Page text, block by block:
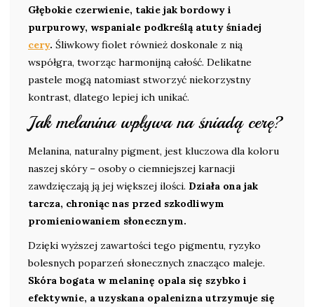
Głębokie czerwienie, takie jak bordowy i
purpurowy, wspaniale podkreślą atuty śniadej
cery. Śliwkowy fiolet również doskonale z nią
współgra, tworząc harmonijną całość. Delikatne
pastele mogą natomiast stworzyć niekorzystny
kontrast, dlatego lepiej ich unikać.
Jak melanina wpływa na śniadą cerę?
Melanina, naturalny pigment, jest kluczowa dla koloru
naszej skóry – osoby o ciemniejszej karnacji
zawdzięczają ją jej większej ilości. Działa ona jak
tarcza, chroniąc nas przed szkodliwym
promieniowaniem słonecznym.
Dzięki wyższej zawartości tego pigmentu, ryzyko
bolesnych poparzeń słonecznych znacząco maleje.
Skóra bogata w melaninę opala się szybko i
efektywnie, a uzyskana opalenizna utrzymuje się